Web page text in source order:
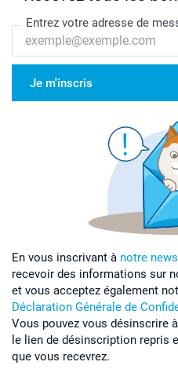
Entrez votre adresse de
Je m'inscris
En vous inscrivant à notre
recevoir des informations sur
et vous acceptez également
Déclaration Générale de
Vous pouvez vous désinscrire
le lien de désinscription repris
que vous recevrez.